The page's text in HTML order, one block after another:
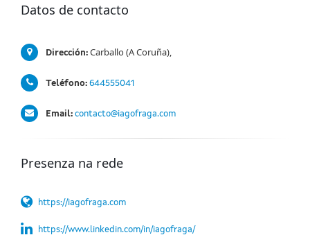
Datos de contacto
Dirección: Carballo (A Coruña),
Teléfono: 644555041
Email: contacto@iagofraga.com
Presenza na rede
https://iagofraga.com
https://www.linkedin.com/in/iagofraga/